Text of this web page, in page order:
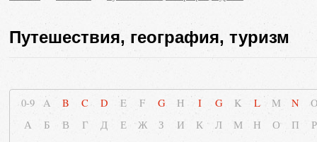
Путешествия, география, туризм
0-9 A B C D E F G H I G K L M N
А
Б В Г Д Е Ж З И К Л М Н О П Р